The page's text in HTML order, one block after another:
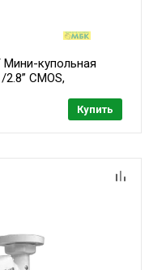
Мини-купольная
CMOS,
IP66, IK08, корпус:
Купить